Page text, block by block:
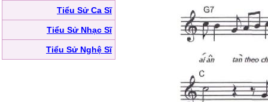
Tiểu Sử Ca Sĩ
Tiểu Sử Nhạc Sĩ
Tiểu Sử Nghệ Sĩ